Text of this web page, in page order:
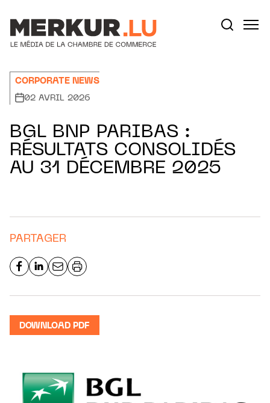
CORPORATE NEWS
02 AVRIL 2026
BGL BNP PARIBAS :
RÉSULTATS CONSOLIDÉS
AU 31 DÉCEMBRE 2025
PARTAGER
DOWNLOAD PDF